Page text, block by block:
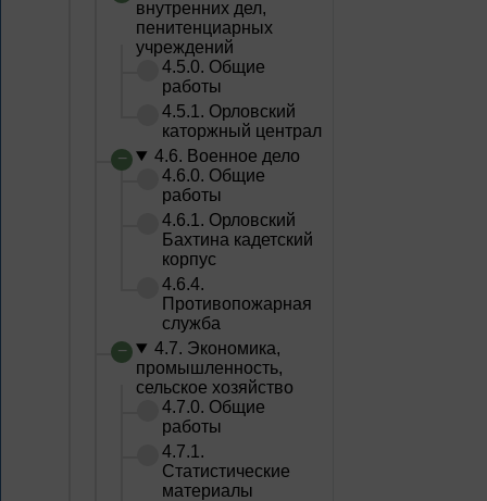
внутренних дел,
пенитенциарных
учреждений
4.5.0. Общие
работы
4.5.1. Орловский
каторжный централ
4.6. Военное дело
4.6.0. Общие
работы
4.6.1. Орловский
Бахтина кадетский
корпус
4.6.4.
Противопожарная
служба
4.7. Экономика,
промышленность,
сельское хозяйство
4.7.0. Общие
работы
4.7.1.
Статистические
материалы